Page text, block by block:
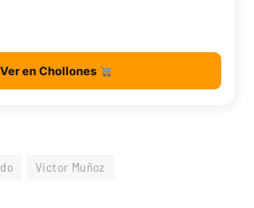
Ver en Chollones
Víctor Muñoz